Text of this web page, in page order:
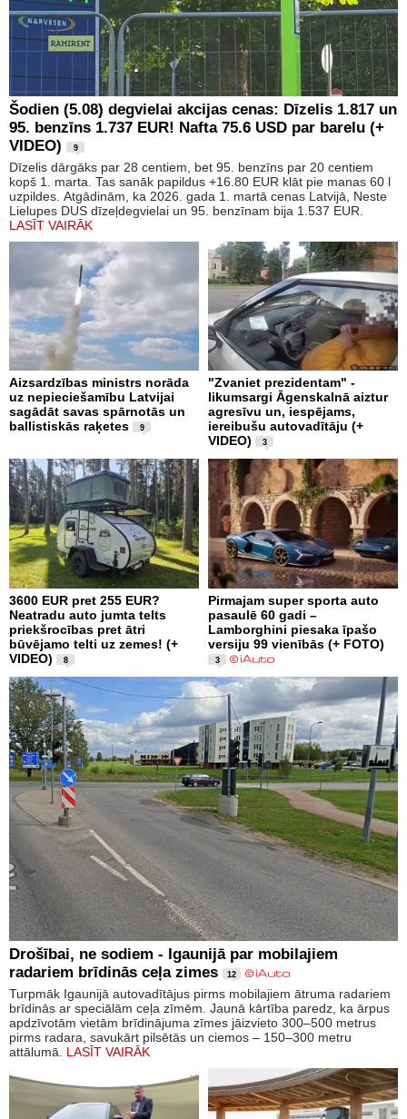
Šodien (5.08) degvielai akcijas cenas: Dīzelis 1.817 un
95. benzīns 1.737 EUR! Nafta 75.6 USD par barelu (+
VIDEO)
9
Dīzelis dārgāks par 28 centiem, bet 95. benzīns par 20 centiem
kopš 1. marta. Tas sanāk papildus +16.80 EUR klāt pie manas 60 l
uzpildes. Atgādinām, ka 2026. gada 1. martā cenas Latvijā, Neste
Lielupes DUS dīzeļdegvielai un 95. benzīnam bija 1.537 EUR.
LASĪT VAIRĀK
Aizsardzības ministrs norāda
uz nepieciešamību Latvijai
sagādāt savas spārnotās un
ballistiskās raķetes
9
"Zvaniet prezidentam" -
likumsargi Āgenskalnā aiztur
agresīvu un, iespējams,
iereibušu autovadītāju (+
VIDEO)
3
3600 EUR pret 255 EUR?
Neatradu auto jumta telts
priekšrocības pret ātri
būvējamo telti uz zemes! (+
VIDEO)
8
Pirmajam super sporta auto
pasaulē 60 gadi –
Lamborghini piesaka īpašo
versiju 99 vienībās (+ FOTO)
3
Drošībai, ne sodiem - Igaunijā par mobilajiem
radariem brīdinās ceļa zimes
12
Turpmāk Igaunijā autovadītājus pirms mobilajiem ātruma radariem
brīdinās ar speciālām ceļa zīmēm. Jaunā kārtība paredz, ka ārpus
apdzīvotām vietām brīdinājuma zīmes jāizvieto 300–500 metrus
pirms radara, savukārt pilsētās un ciemos – 150–300 metru
attālumā. LASĪT VAIRĀK